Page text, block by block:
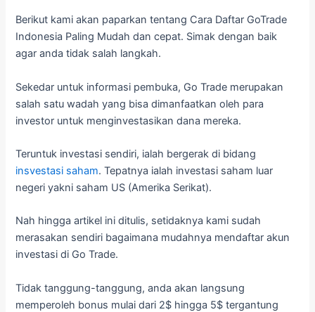
Berikut kami akan paparkan tentang Cara Daftar GoTrade
Indonesia Paling Mudah dan cepat. Simak dengan baik
agar anda tidak salah langkah.
Sekedar untuk informasi pembuka, Go Trade merupakan
salah satu wadah yang bisa dimanfaatkan oleh para
investor untuk menginvestasikan dana mereka.
Teruntuk investasi sendiri, ialah bergerak di bidang
insvestasi saham. Tepatnya ialah investasi saham luar
negeri yakni saham US (Amerika Serikat).
Nah hingga artikel ini ditulis, setidaknya kami sudah
merasakan sendiri bagaimana mudahnya mendaftar akun
investasi di Go Trade.
Tidak tanggung-tanggung, anda akan langsung
memperoleh bonus mulai dari 2$ hingga 5$ tergantung